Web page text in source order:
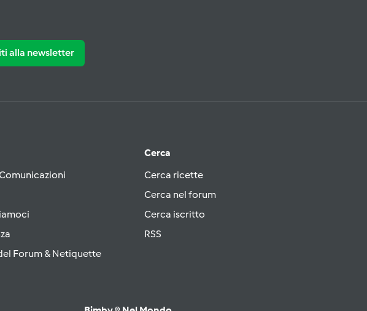
alla newsletter
Forum & Netiquette
Cerca
Cerca ricette
Cerca nel forum
Cerca iscritto
RSS